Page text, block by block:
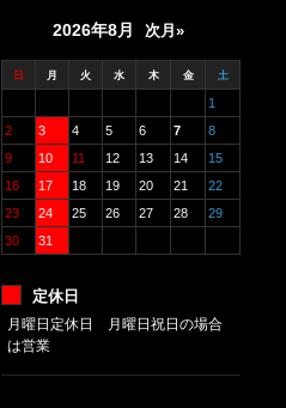
2026年8月 次月»
日 月 火 水 木 金 土
1
2
3 4 5 6 7
8
9
10 11 12 13 14
15
16
17 18 19 20 21
22
23
24 25 26 27 28
29
30
31
定休日
月曜日定休日 月曜日祝日の場合
は営業